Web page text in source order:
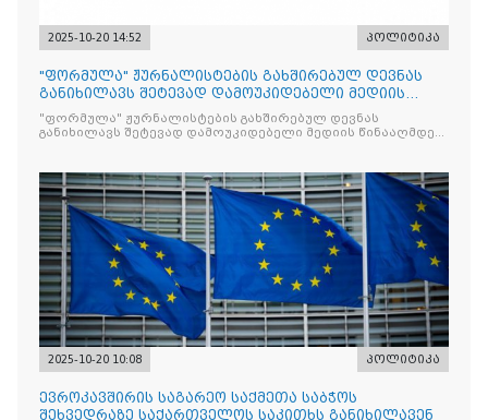
2025-10-20 14:52 პოლიტიკა
"ფორმულა" ჟურნალისტების გახშირებულ დევნას
განიხილავს შეტევად დამოუკიდებელი მედიის
წინააღმდ
"ფორმულა" ჟურნალისტების გახშირებულ დევნას
განიხილავს შეტევად დამოუკიდებელი მედიის წინააღმდეგ,
2025-10-20 10:08 პოლიტიკა
ევროკავშირის საგარეო საქმეთა საბჭოს
შეხვედრაზე საქართველოს საკითხს განიხილავენ